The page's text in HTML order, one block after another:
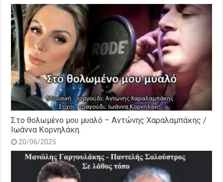
Στο θολωμένο μου μυαλό – Αντώνης Χαραλαμπάκης /
Ιωάννα Κορνηλάκη.
20/06/2025